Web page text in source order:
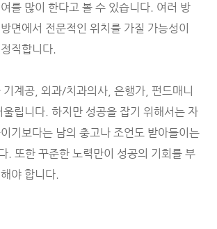
를 많이 한다고 볼 수 있습니다. 여러 방
면에서 전문적인 위치를 가질 가능성이
직합니다.
기계공, 외과/치과의사, 은행가, 펀드매니
울립니다. 하지만 성공을 잡기 위해서는 자
기보다는 남의 충고나 조언도 받아들이는
. 또한 꾸준한 노력만이 성공의 기회를 부
야 합니다.